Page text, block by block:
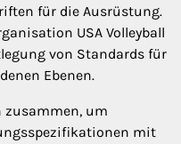
für die Ausrüstung.
USA Volleyball
von Standards für
Ebenen.
zusammen, um
mit